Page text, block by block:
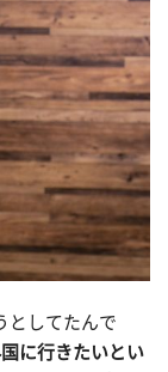
としてたんで
に行きたいとい